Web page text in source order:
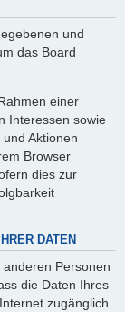
und
das Board
einer
Interessen sowie
Aktionen
Browser
dies zur
DATEN
Personen
die Daten Ihres
zugänglich